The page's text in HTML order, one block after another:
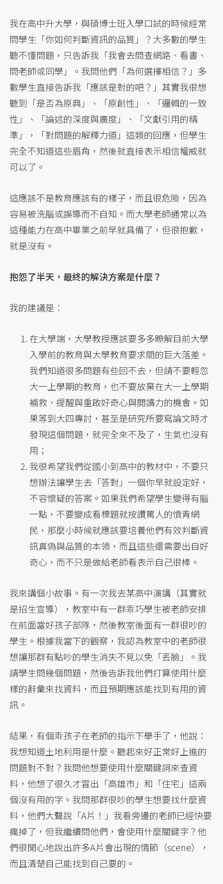
我在高中升大學，與碩博士班入學口試的時候經常
問學生「你如何判斷資訊的品質」？大多數的學生
聽不懂問題，只告訴我「我會去問查網路、看書、
問老師或同學」。我問他們「為何選擇相信？」多
數學生直接告訴我「應該是對的吧？」其實我很想
聽到「是否為原典」、「原創性」、「邏輯的一致
性」、「論述的深度與廣度」、「文獻引用的精
準」，「對問題的解釋力道」這類的回應，但學生
完全不知道這些眉角，然後就直接表示相信權威就
可以了。
這應該不是教育應該有的樣子，而且很危險，因為
容易被洗腦或誤導而不自知。而大學老師通常以為
這種能力在高中畢業之前早就具備了，但很抱歉，
就是沒有。
抱怨了半天，最終的解決方案是什麼？
我的建議是：
在大學端，大學教授應該要多多瞭解目前大學
入學前的教育與大學教育要求間的巨大落差。
我們知道很多問題有些回不去，但請不要輕忽
大一上學期的教育，也不要放棄在大一上學期
補救、提醒與重啟好奇心與閱讀力的機會。如
果等到大四專討，甚至是研究所要寫論文時才
發現這個問題，就完全來不及了，生氣也沒有
用；
我很希望我們從國小到高中的教材中，不要只
想辦法讓學生去「答對」一個你早就設定好，
不容懷疑的答案。如果我們希望學生變得有腦
一點，不要變成看標題就按讚罵人的憤青網
民，那麼小時候就應該要培養他們有效判斷資
訊真偽與品質的本領，而且這些還需要出自好
奇心，而不只是做給老師看表示自己很棒。
我來講個小故事。有一次我去某高中演講（其實就
是招生宣導），教室中有一群乖巧學生被老師安排
在前面當好孩子部隊，然後教室後面有一群很吵的
學生。根據我當下的觀察，我認為教室中的老師很
想讓那群有點吵的學生消失不見以免「丟臉」。我
請學生問幾個問題，然後告訴我他們打算使用什麼
樣的辭彙來找資料，而且預期應該能找到有用的資
訊。
結果，有個乖孩子在老師的指示下舉手了，他說：
我想知道土地利用是什麼。聽起來好正常好上進的
問題對不對？我問他想要使用什麼關鍵詞來查資
料，他想了很久才冒出「高雄市」和「住宅」這兩
個沒有用的字。我問那群很吵的學生想要找什麼資
料，他們大聲說「A片！」我看旁邊的老師已經快要
瘋掉了，但我繼續問他們，會使用什麼關鍵字？他
們很開心地說出許多A片會出現的情節（scene），
而且清楚自己能找到自己要的。